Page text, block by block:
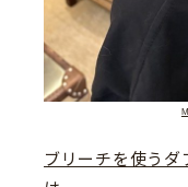
ブリーチを使うダ